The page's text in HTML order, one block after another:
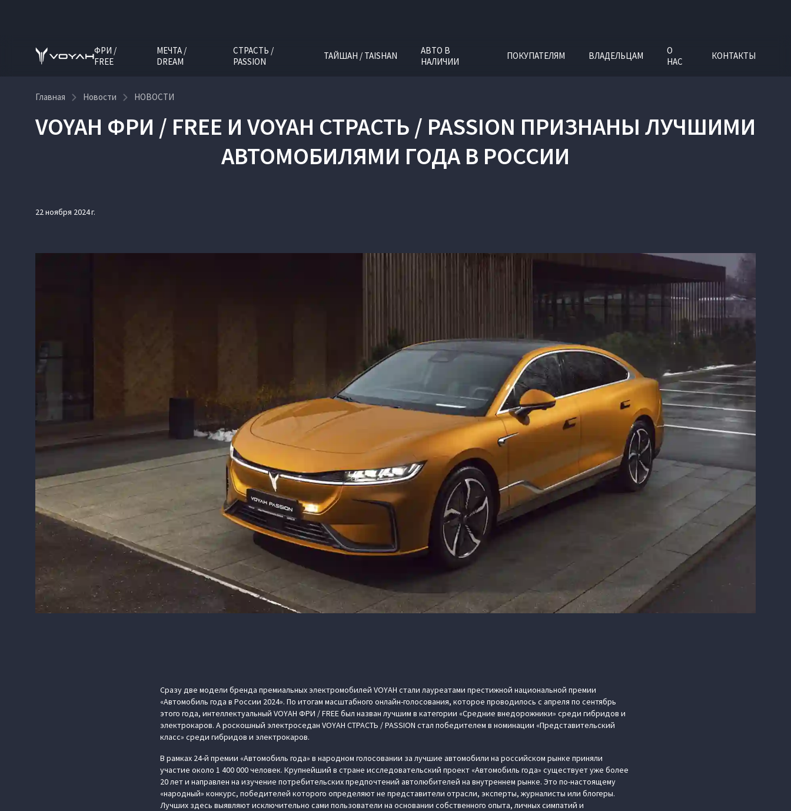
ФРИ /
FREE
МЕЧТА /
DREAM
СТРАСТЬ /
PASSION
ТАЙШАН / TAISHAN
АВТО В
НАЛИЧИИ
ПОКУПАТЕЛЯМ ВЛАДЕЛЬЦАМ
О
НАС
КОНТАКТЫ
Главная Новости НОВОСТИ
VOYAH ФРИ / FREE И VOYAH СТРАСТЬ / PASSION ПРИЗНАНЫ ЛУЧШИМИ
АВТОМОБИЛЯМИ ГОДА В РОССИИ
22 ноября 2024 г.
Сразу две модели бренда премиальных электромобилей VOYAH стали лауреатами престижной национальной премии
«Автомобиль года в России 2024». По итогам масштабного онлайн-голосования, которое проводилось с апреля по сентябрь
этого года, интеллектуальный VOYAH ФРИ / FREE был назван лучшим в категории «Средние внедорожники» среди гибридов и
электрокаров. А роскошный электроседан VOYAH СТРАСТЬ / PASSION стал победителем в номинации «Представительский
класс» среди гибридов и электрокаров.
В рамках 24-й премии «Автомобиль года» в народном голосовании за лучшие автомобили на российском рынке приняли
участие около 1 400 000 человек. Крупнейший в стране исследовательский проект «Автомобиль года» существует уже более
20 лет и направлен на изучение потребительских предпочтений автолюбителей на внутреннем рынке. Это по-настоящему
«народный» конкурс, победителей которого определяют не представители отрасли, эксперты, журналисты или блогеры.
Лучших здесь выявляют исключительно сами пользователи на основании собственного опыта, личных симпатий и